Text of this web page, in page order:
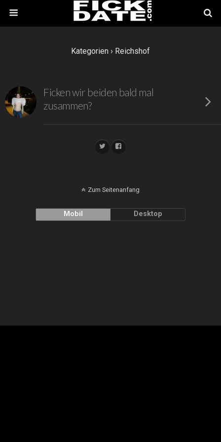
Kategorien › Reichshof
Ficken wir beiden bald mal
zusammen?
Zum Seitenanfang
Mobil Desktop